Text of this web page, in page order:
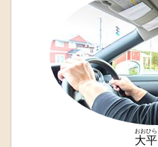
大平
おおひら